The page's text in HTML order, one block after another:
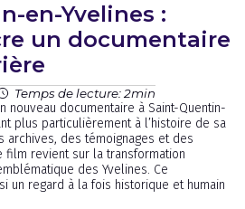
en-Yvelines :
un documentaire
Temps de lecture: 2min
nouveau documentaire à Saint-Quentin-
plus particulièrement à l’histoire de sa
archives, des témoignages et des
film revient sur la transformation
des Yvelines. Ce
un regard à la fois historique et humain